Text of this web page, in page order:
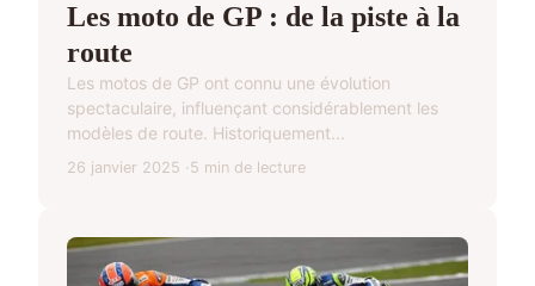
Les moto de GP : de la piste à la
route
Les motos de GP ont connu une évolution
spectaculaire, influençant considérablement les
modèles de route. Historiquement...
26 janvier 2025 5 min de lecture